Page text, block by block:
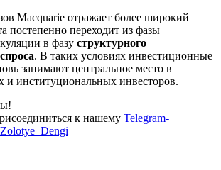
Macquarie отражает более широкий
постепенно переходит из фазы
в фазу структурного
. В таких условиях инвестиционные
занимают центральное место в
и институциональных инвесторов.
к нашему Telegram-